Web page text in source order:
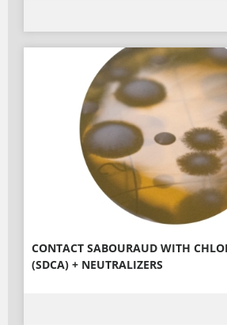
CONTACT SABOURAUD WITH
(SDCA) + NEUTRALIZERS